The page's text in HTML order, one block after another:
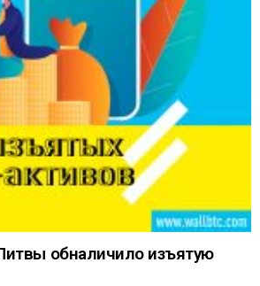
обналичило изъятую